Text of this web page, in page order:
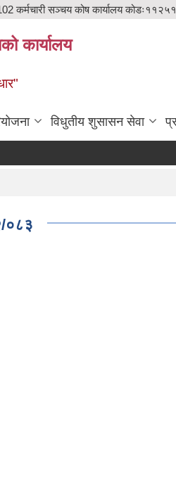
कर्मचारी सञ्चय कोष कार्यालय
कार्यालय
विधुतीय शुसासन सेवा
०८३